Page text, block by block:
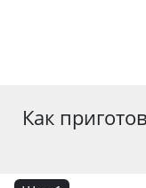
Как